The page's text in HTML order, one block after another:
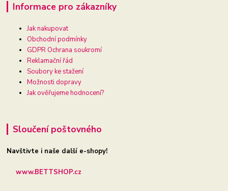
Informace pro zákazníky
Jak nakupovat
Obchodní podmínky
GDPR Ochrana soukromí
Reklamační řád
Soubory ke stažení
Možnosti dopravy
Jak ověřujeme hodnocení?
Sloučení poštovného
Navštivte i naše další e-shopy!
www.BETTSHOP.cz